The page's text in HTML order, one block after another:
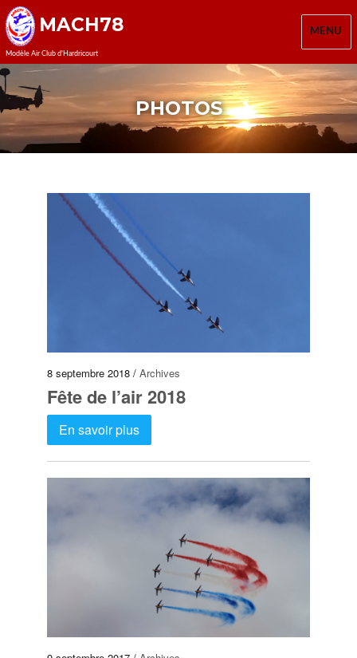
MACH78
Modèle Air Club d'Hardricourt
MENU
PHOTOS
8 septembre 2018 /Archives
Fête de l’air 2018
En savoir plus